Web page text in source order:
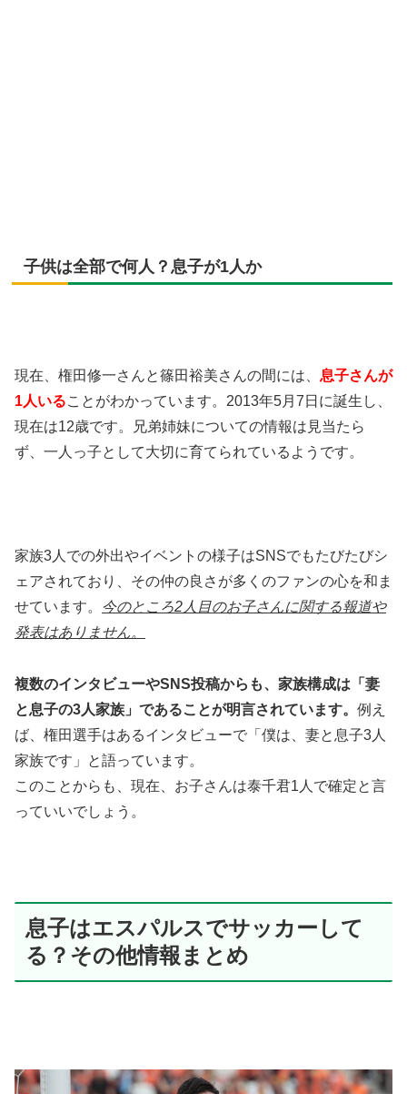
子供は全部で何人？息子が1人か
現在、権田修一さんと篠田裕美さんの間には、 息子さんが
1人いることがわかっています。2013年5月7日に誕生し、
現在は12歳です。兄弟姉妹についての情報は見当たら
ず、一人っ子として大切に育てられているようです。
家族3人での外出やイベントの様子はSNSでもたびたびシ
ェアされており、その仲の良さが多くのファンの心を和ま
せています。
今のところ2人目のお子さんに関する報道や
発表はありません。
複数のインタビューやSNS投稿からも、家族構成は「妻
と息子の3人家族」であることが明言されています。 例え
ば、権田選手はあるインタビューで「僕は、妻と息子3人
家族です」と語っています。
このことからも、現在、お子さんは泰千君1人で確定と言
っていいでしょう。
息子はエスパルスでサッカーして
る？その他情報まとめ